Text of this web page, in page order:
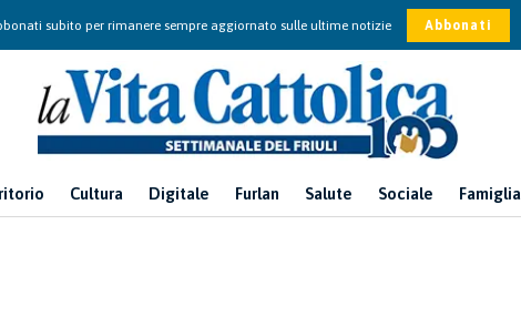
subito per rimanere sempre aggiornato sulle ultime notizie Abbonati
Cultura Digitale Furlan Salute Sociale Famiglia